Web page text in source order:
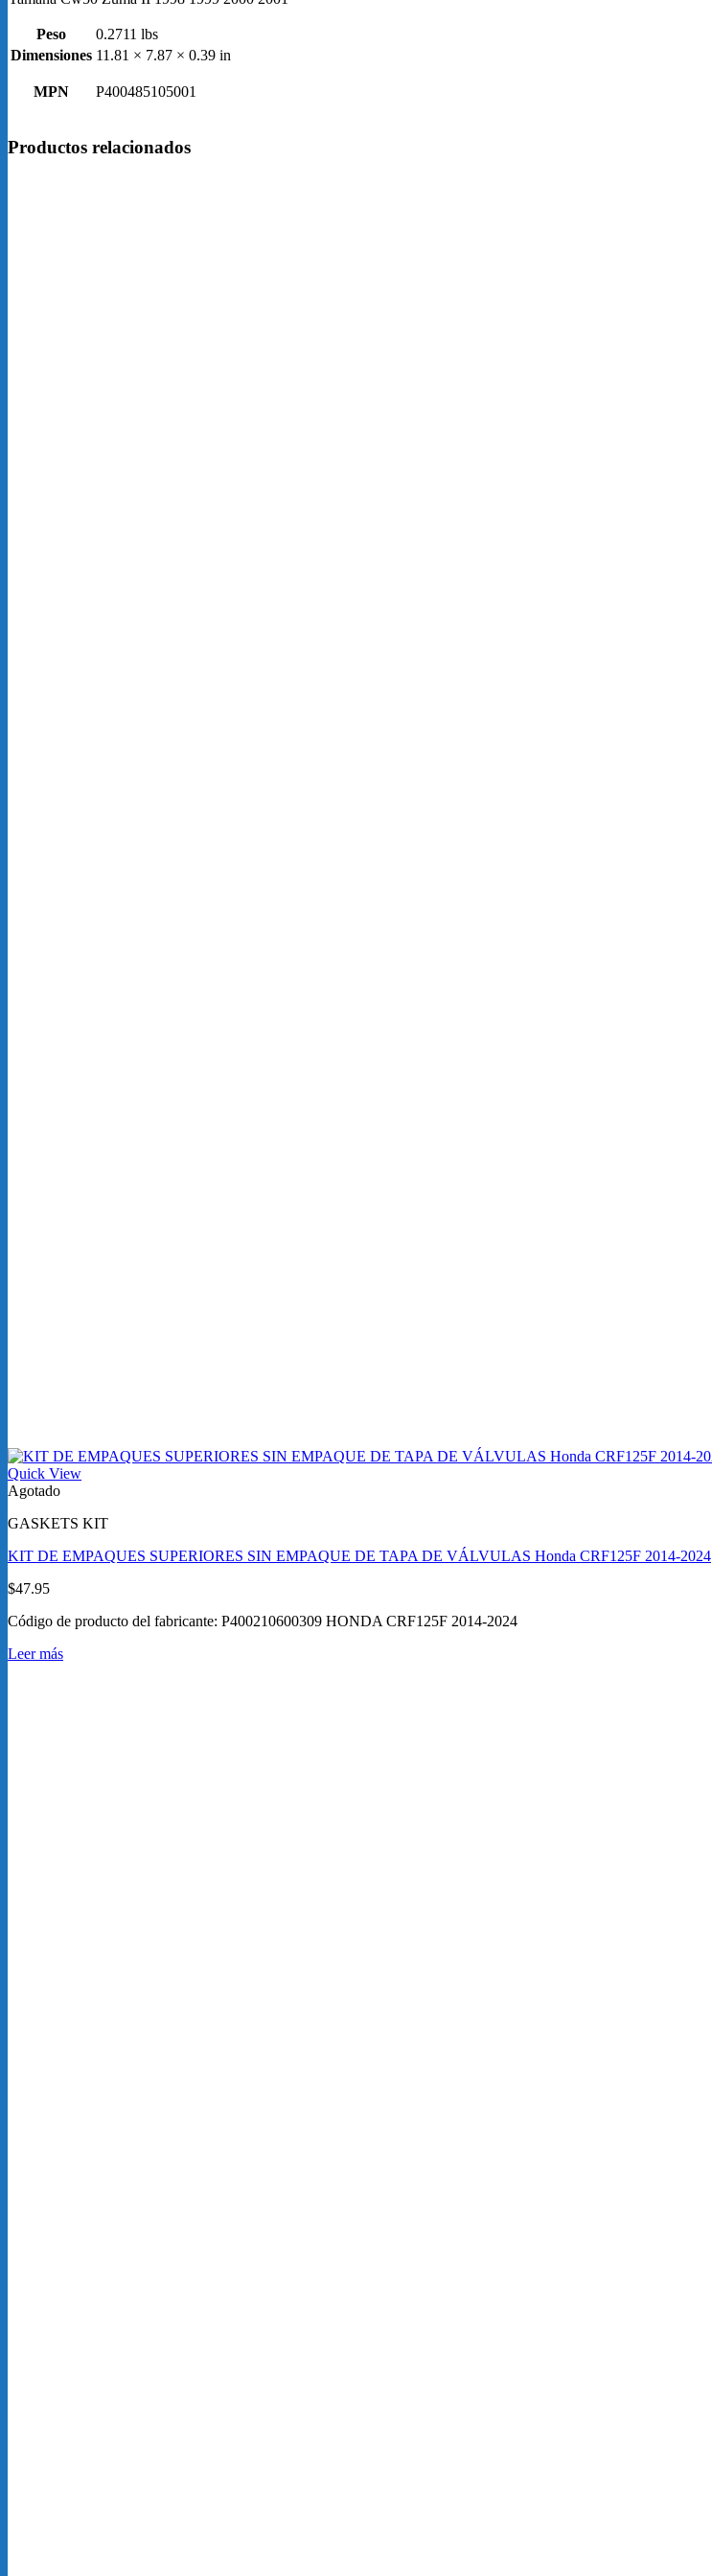
Peso
0.2711 lbs
Dimensiones 11.81 × 7.87 × 0.39 in
MPN P400485105001
Productos relacionados
Quick View
Agotado
GASKETS KIT
KIT DE EMPAQUES SUPERIORES SIN EMPAQUE DE TAPA DE VÁLVULAS Honda CRF125F 2014-2024
$47.95
Código de producto del fabricante: P400210600309 HONDA CRF125F 2014-2024
Leer más